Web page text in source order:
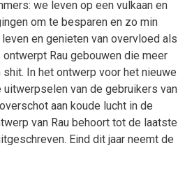
we leven op een vulkaan en
om te besparen en zo min
en genieten van overvloed als
Rau gebouwen die meer
In het ontwerp voor het nieuwe
van de gebruikers van
aan koude lucht in de
van Rau behoort tot de laatste
Eind dit jaar neemt de